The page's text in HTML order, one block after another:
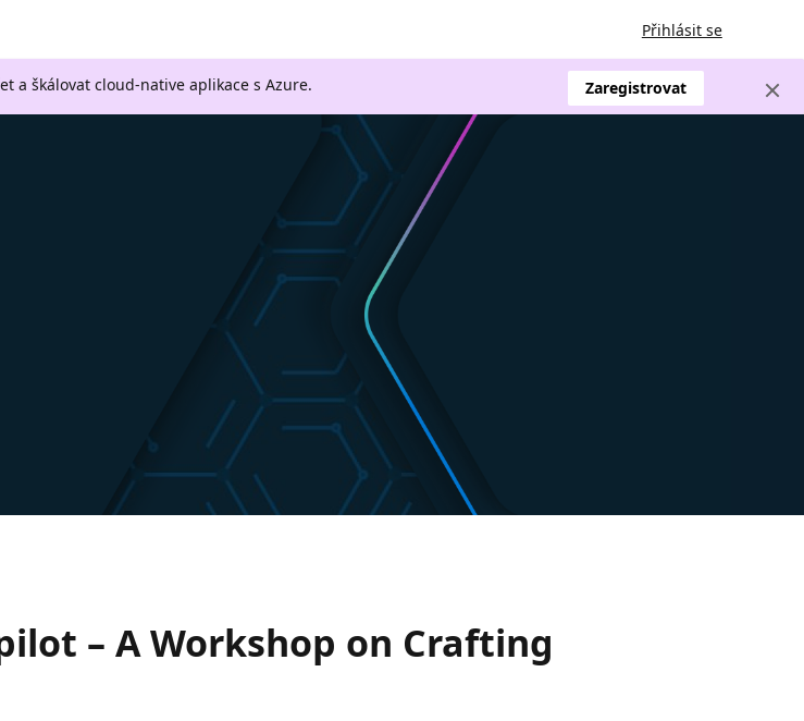
Přihlásit se
a škálovat cloud-native aplikace s Azure. Zaregistrovat
– A Workshop on Crafting